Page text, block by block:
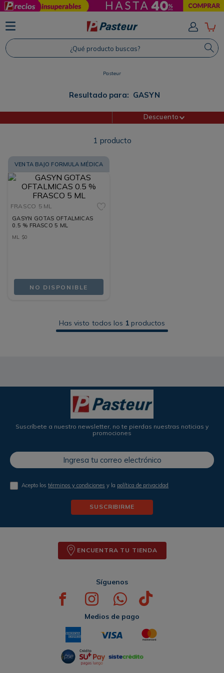
¿Qué producto buscas?
Pasteur
Resultado para: GASYN
Descuento
1 producto
VENTA BAJO FORMULA MÉDICA
FRASCO 5 ML
GASYN GOTAS OFTALMICAS
0.5 % FRASCO 5 ML
ML $0
NO DISPONIBLE
Has visto todos los 1 productos
Suscríbete a nuestro newsletter, no te pierdas nuestras noticias y
promociones
Acepto lostérminos y condiciones y la política de privacidad
SUSCRIBIRME
ENCUENTRA TU TIENDA
Síguenos
Medios de pago
TÉRMINOS MÁS BUSCADOS
1. Protector Solar
2. Shampoo